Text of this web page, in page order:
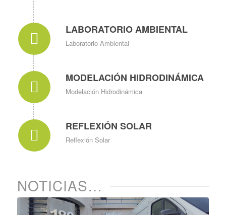
LABORATORIO AMBIENTAL
Laboratorio Ambiental
MODELACIÓN HIDRODINÁMICA
Modelación Hidrodinámica
REFLEXIÓN SOLAR
Reflexión Solar
NOTICIAS…